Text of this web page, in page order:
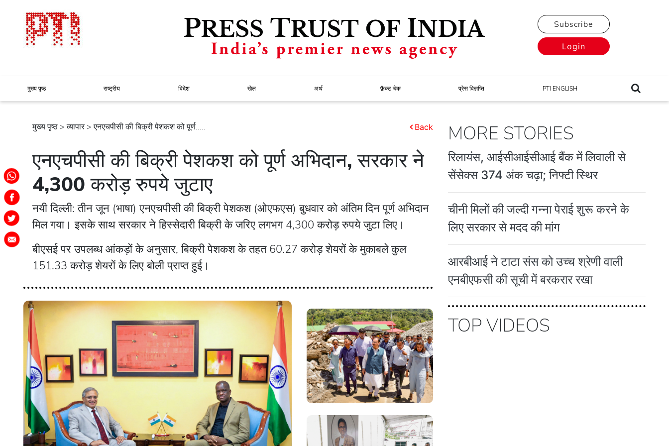
Subscribe
Login
मुख्य पृष्ठ राष्ट्रीय विदेश खेल अर्थ फ़ैक्ट चेक प्रेस विज्ञप्ति PTI ENGLISH
मुख्य पृष्ठ >व्यापार > एनएचपीसी की बिक्री पेशकश को पूर्ण..... Back
एनएचपीसी की बिक्री पेशकश को पूर्ण अभिदान, सरकार ने
4,300 करोड़ रुपये जुटाए
नयी दिल्ली: तीन जून (भाषा) एनएचपीसी की बिक्री पेशकश (ओएफएस) बुधवार को अंतिम दिन पूर्ण अभिदान
मिल गया। इसके साथ सरकार ने हिस्सेदारी बिक्री के जरिए लगभग 4,300 करोड़ रुपये जुटा लिए।
बीएसई पर उपलब्ध आंकड़ों के अनुसार, बिक्री पेशकश के तहत 60.27 करोड़ शेयरों के मुकाबले कुल
151.33 करोड़ शेयरों के लिए बोली प्राप्त हुई।
MORE STORIES
रिलायंस, आईसीआईसीआई बैंक में लिवाली से
सेंसेक्स 374 अंक चढ़ा; निफ्टी स्थिर
चीनी मिलों की जल्दी गन्ना पेराई शुरू करने के
लिए सरकार से मदद की मांग
आरबीआई ने टाटा संस को उच्च श्रेणी वाली
एनबीएफसी की सूची में बरकरार रखा
TOP VIDEOS